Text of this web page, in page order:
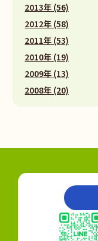
2013年 (56)
2012年 (58)
2011年 (53)
2010年 (19)
2009年 (13)
2008年 (20)